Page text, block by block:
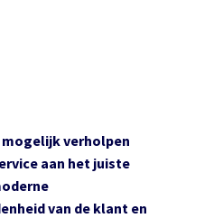
verholpen
aan het juiste
van de klant en